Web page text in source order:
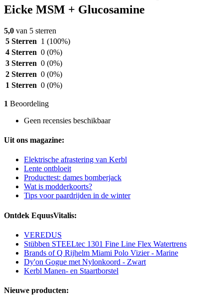
Eicke MSM + Glucosamine
5,0 van 5 sterren
5 Sterren 1 (100%)
4 Sterren 0 (0%)
3 Sterren 0 (0%)
2 Sterren 0 (0%)
1 Sterren 0 (0%)
1 Beoordeling
Geen recensies beschikbaar
Uit ons magazine:
Elektrische afrastering van Kerbl
Lente ontbloeit
Producttest: dames bomberjack
Wat is modderkoorts?
Tips voor paardrijden in de winter
Ontdek EquusVitalis:
VEREDUS
Stübben STEELtec 1301 Fine Line Flex Watertrens
Brands of Q Rijhelm Miami Polo Vizier - Marine
Dy'on Gogue met Nylonkoord - Zwart
Kerbl Manen- en Staartborstel
Nieuwe producten: